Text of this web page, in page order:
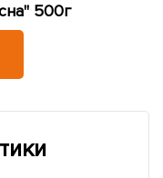
500г